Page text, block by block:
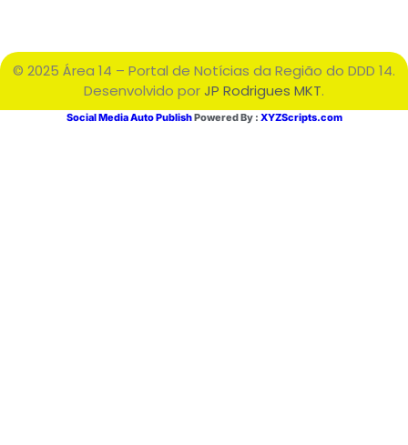
© 2025 Área 14 – Portal de Notícias da Região do DDD 14.
Desenvolvido porJP Rodrigues MKT.
Social Media Auto PublishPowered By : XYZScripts.com